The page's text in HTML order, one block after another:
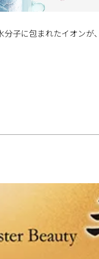
子に包まれたイオンが